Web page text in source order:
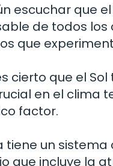
escuchar que el
de todos los
que
cierto que el Sol
en el clima
factor.
tiene un
que incluye la